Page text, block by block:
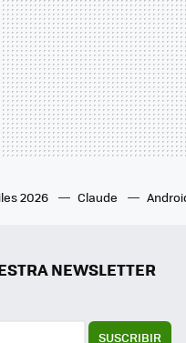
2026 Claude
NEWSLETTER
SUSCRIBIR